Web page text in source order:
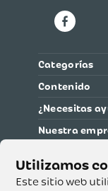
Este sitio web
Categorías
Contenido
¿Necesitas
Nuestra